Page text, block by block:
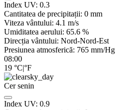
Index UV: 0.3
Cantitatea de precipitații: 0 mm
Viteza vântului: 4.1 m/s
Umiditatea aerului: 65.6 %
Direcția vântului: Nord-Nord-Est
Presiunea atmosferică: 765 mm/Hg
08:00
19 °C|°F
Cer senin
Index UV: 0.9